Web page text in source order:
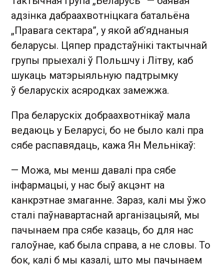
адзінка дабраахвотніцкага батальёна
„Правага сектара”, у якой аб’яднаныя
беларусы. Цяпер прадстаўнікі тактычнай
групы прыехалі ў Польшчу і Літву, каб
шукаць матэрыяльную падтрымку
ў беларускіх асяродках замежжа.
Пра беларускіх добраахвотнікаў мала
ведаюць у Беларусі, бо не было калі пра
сябе распавядаць, кажа Ян Мельнікаў:
— Можа, мы менш давалі пра сябе
інфармацыі, у нас быў акцэнт на
канкрэтнае змаганне. Зараз, калі мы ўжо
сталі паўнавартаснай арганізацыяй, мы
пачынаем пра сябе казаць, бо для нас
галоўнае, каб была справа, а не словы. То
бок, калі б мы казалі, што мы пачынаем